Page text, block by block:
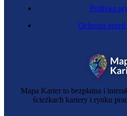
Mapa Karier to bezpłatna i
ścieżkach kariery i rynku
Polityka
Ochrona